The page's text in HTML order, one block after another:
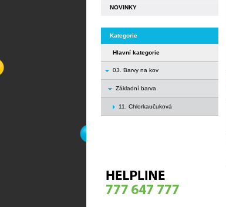
NOVINKY
Kategorie
Hlavní kategorie
03. Barvy na kov
Základní barva
11. Chlorkaučuková